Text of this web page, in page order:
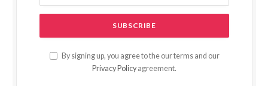
By signing up, you agree to the our terms and our
Privacy Policy agreement.